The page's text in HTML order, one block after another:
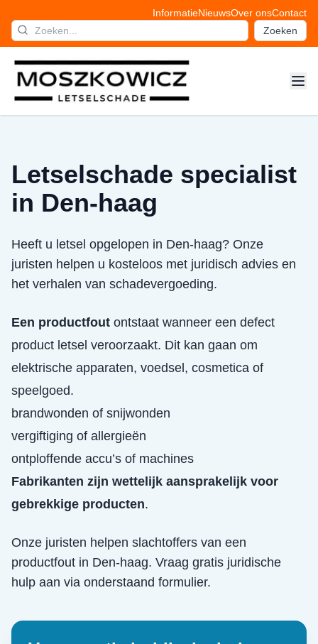
InformatieNieuwsOver onsContact
Zoeken
Letselschade specialist
in Den-haag
Heeft u letsel opgelopen in Den-haag? Onze
juristen helpen u kosteloos met juridisch advies en
het verhalen van schadevergoeding.
Een productfout ontstaat wanneer een defect
product letsel veroorzaakt. Dit kan gaan om
elektrische apparaten, voedsel, cosmetica of
speelgoed.
brandwonden of snijwonden
vergiftiging of allergieën
ontploffende accu’s of machines
Fabrikanten zijn wettelijk aansprakelijk voor
gebrekkige producten.
Onze juristen helpen slachtoffers van een
productfout in Den-haag. Vraag gratis juridische
hulp aan via onderstaand formulier.